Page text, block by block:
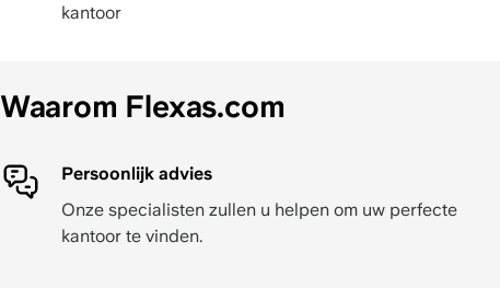
kantoor
Waarom Flexas.com
Persoonlijk advies
Onze specialisten zullen u helpen om uw perfecte
kantoor te vinden.